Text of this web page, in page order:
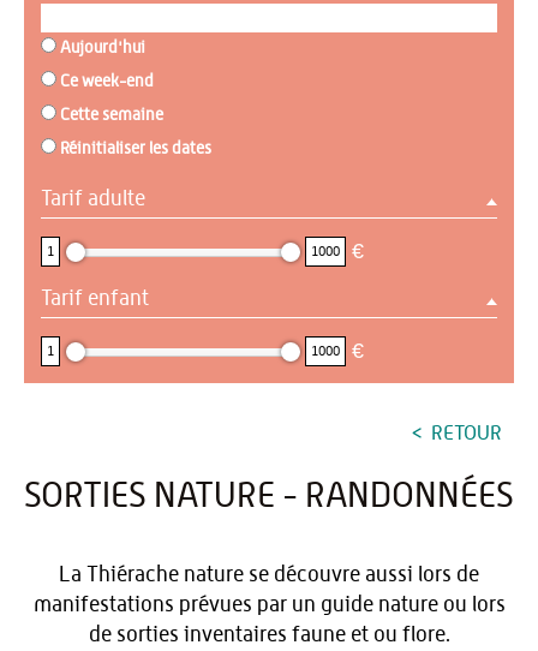
Aujourd'hui
Ce week-end
Cette semaine
Réinitialiser les dates
Tarif adulte
1 1000 €
Tarif enfant
1 1000 €
RETOUR
SORTIES NATURE - RANDONNÉES
La Thiérache nature se découvre aussi lors de
manifestations prévues par un guide nature ou lors
de sorties inventaires faune et ou flore.